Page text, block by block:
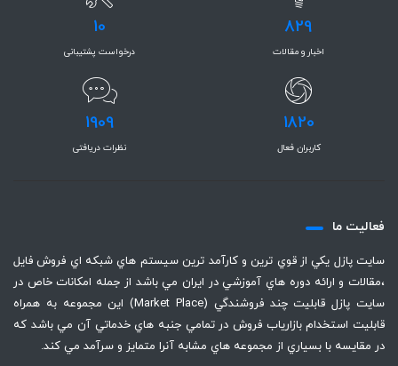
829
اخبار و مقالات
10
درخواست پشتیبانی
1820
کاربران فعال
1909
نظرات دریافتی
فعاليت ما
سايت پازل يكي از قوي ترين و كارآمد ترين سيستم هاي شبكه اي فروش فايل
،‌مقالات و ارائه دوره هاي آموزشي در ايران مي باشد از جمله امكانات خاص در
سايت پازل قابليت چند فروشندگي (Market Place) اين مجموعه به همراه
قابليت استخدام بازارياب فروش در تمامي جنبه هاي خدماتي آن مي باشد كه
در مقايسه با بسياري از مجموعه هاي مشابه آنرا متمايز و سرآمد مي كند.